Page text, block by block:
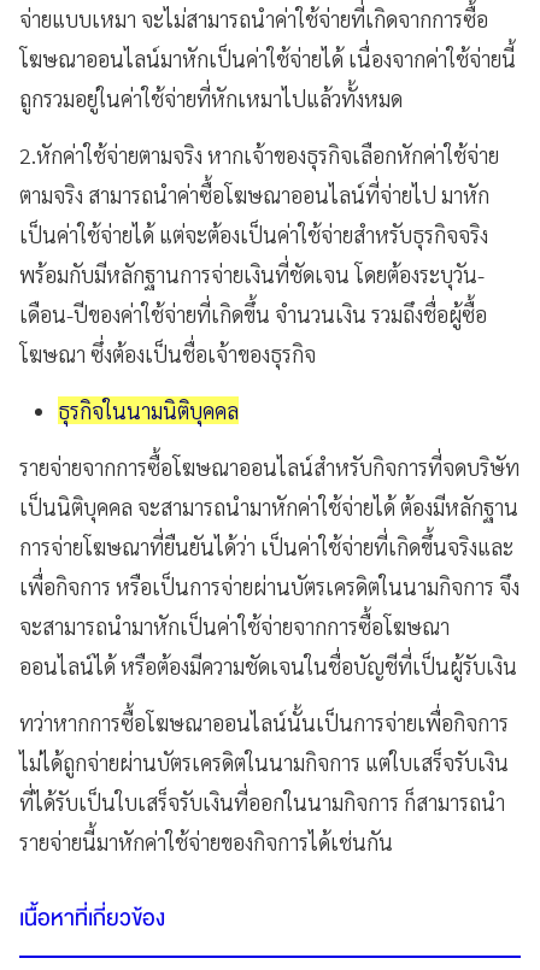
จ่ายแบบเหมา จะไม่สามารถนำค่าใช้จ่ายที่เกิดจากการซื้อ
โฆษณาออนไลน์มาหักเป็นค่าใช้จ่ายได้ เนื่องจากค่าใช้จ่ายนี้
ถูกรวมอยู่ในค่าใช้จ่ายที่หักเหมาไปแล้วทั้งหมด
2.หักค่าใช้จ่ายตามจริง หากเจ้าของธุรกิจเลือกหักค่าใช้จ่าย
ตามจริง สามารถนำค่าซื้อโฆษณาออนไลน์ที่จ่ายไป มาหัก
เป็นค่าใช้จ่ายได้ แต่จะต้องเป็นค่าใช้จ่ายสำหรับธุรกิจจริง
พร้อมกับมีหลักฐานการจ่ายเงินที่ชัดเจน โดยต้องระบุวัน-
เดือน-ปีของค่าใช้จ่ายที่เกิดขึ้น จำนวนเงิน รวมถึงชื่อผู้ซื้อ
โฆษณา ซึ่งต้องเป็นชื่อเจ้าของธุรกิจ
ธุรกิจในนามนิติบุคคล
รายจ่ายจากการซื้อโฆษณาออนไลน์สำหรับกิจการที่จดบริษัท
เป็นนิติบุคคล จะสามารถนำมาหักค่าใช้จ่ายได้ ต้องมีหลักฐาน
การจ่ายโฆษณาที่ยืนยันได้ว่า เป็นค่าใช้จ่ายที่เกิดขึ้นจริงและ
เพื่อกิจการ หรือเป็นการจ่ายผ่านบัตรเครดิตในนามกิจการ จึง
จะสามารถนำมาหักเป็นค่าใช้จ่ายจากการซื้อโฆษณา
ออนไลน์ได้ หรือต้องมีความชัดเจนในชื่อบัญชีที่เป็นผู้รับเงิน
ทว่าหากการซื้อโฆษณาออนไลน์นั้นเป็นการจ่ายเพื่อกิจการ
ไม่ได้ถูกจ่ายผ่านบัตรเครดิตในนามกิจการ แต่ใบเสร็จรับเงิน
ที่ได้รับเป็นใบเสร็จรับเงินที่ออกในนามกิจการ ก็สามารถนำ
รายจ่ายนี้มาหักค่าใช้จ่ายของกิจการได้เช่นกัน
เนื้อหาที่เกี่ยวข้อง